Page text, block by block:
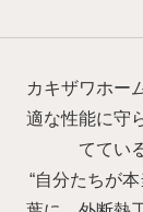
カキザワホー
適な性能に守
ててい
“自分たちが